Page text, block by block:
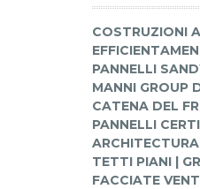
COSTRUZIONI
PANNELLI
MANNI GROUP
CATENA DEL
PANNELLI
TETTI PIANI |
FACCIATE